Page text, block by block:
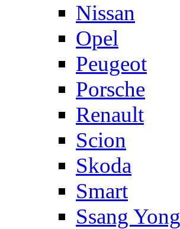
Nissan
Opel
Peugeot
Porsche
Renault
Scion
Skoda
Smart
Ssang Yong